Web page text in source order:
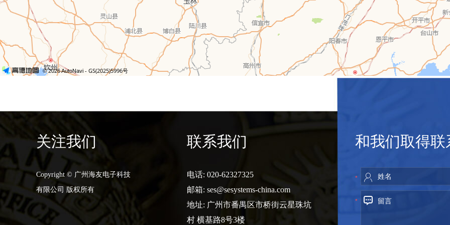
关注我们
Copyright © 广州海友电子科技
有限公司 版权所有
联系我们
电话: 020-62327325
邮箱: ses@sesystems-china.com
地址: 广州市番禺区市桥街云星珠坑
村 横基路8号3楼
和我们取得联
*
*